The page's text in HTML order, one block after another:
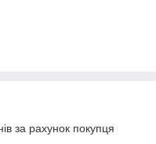
за рахунок покупця